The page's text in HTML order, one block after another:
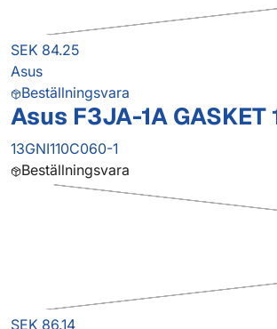
SEK 84.25
Asus
Beställningsvara
Asus F3JA-1A
13GNI110C060-1
Beställningsvara
SEK 86.14